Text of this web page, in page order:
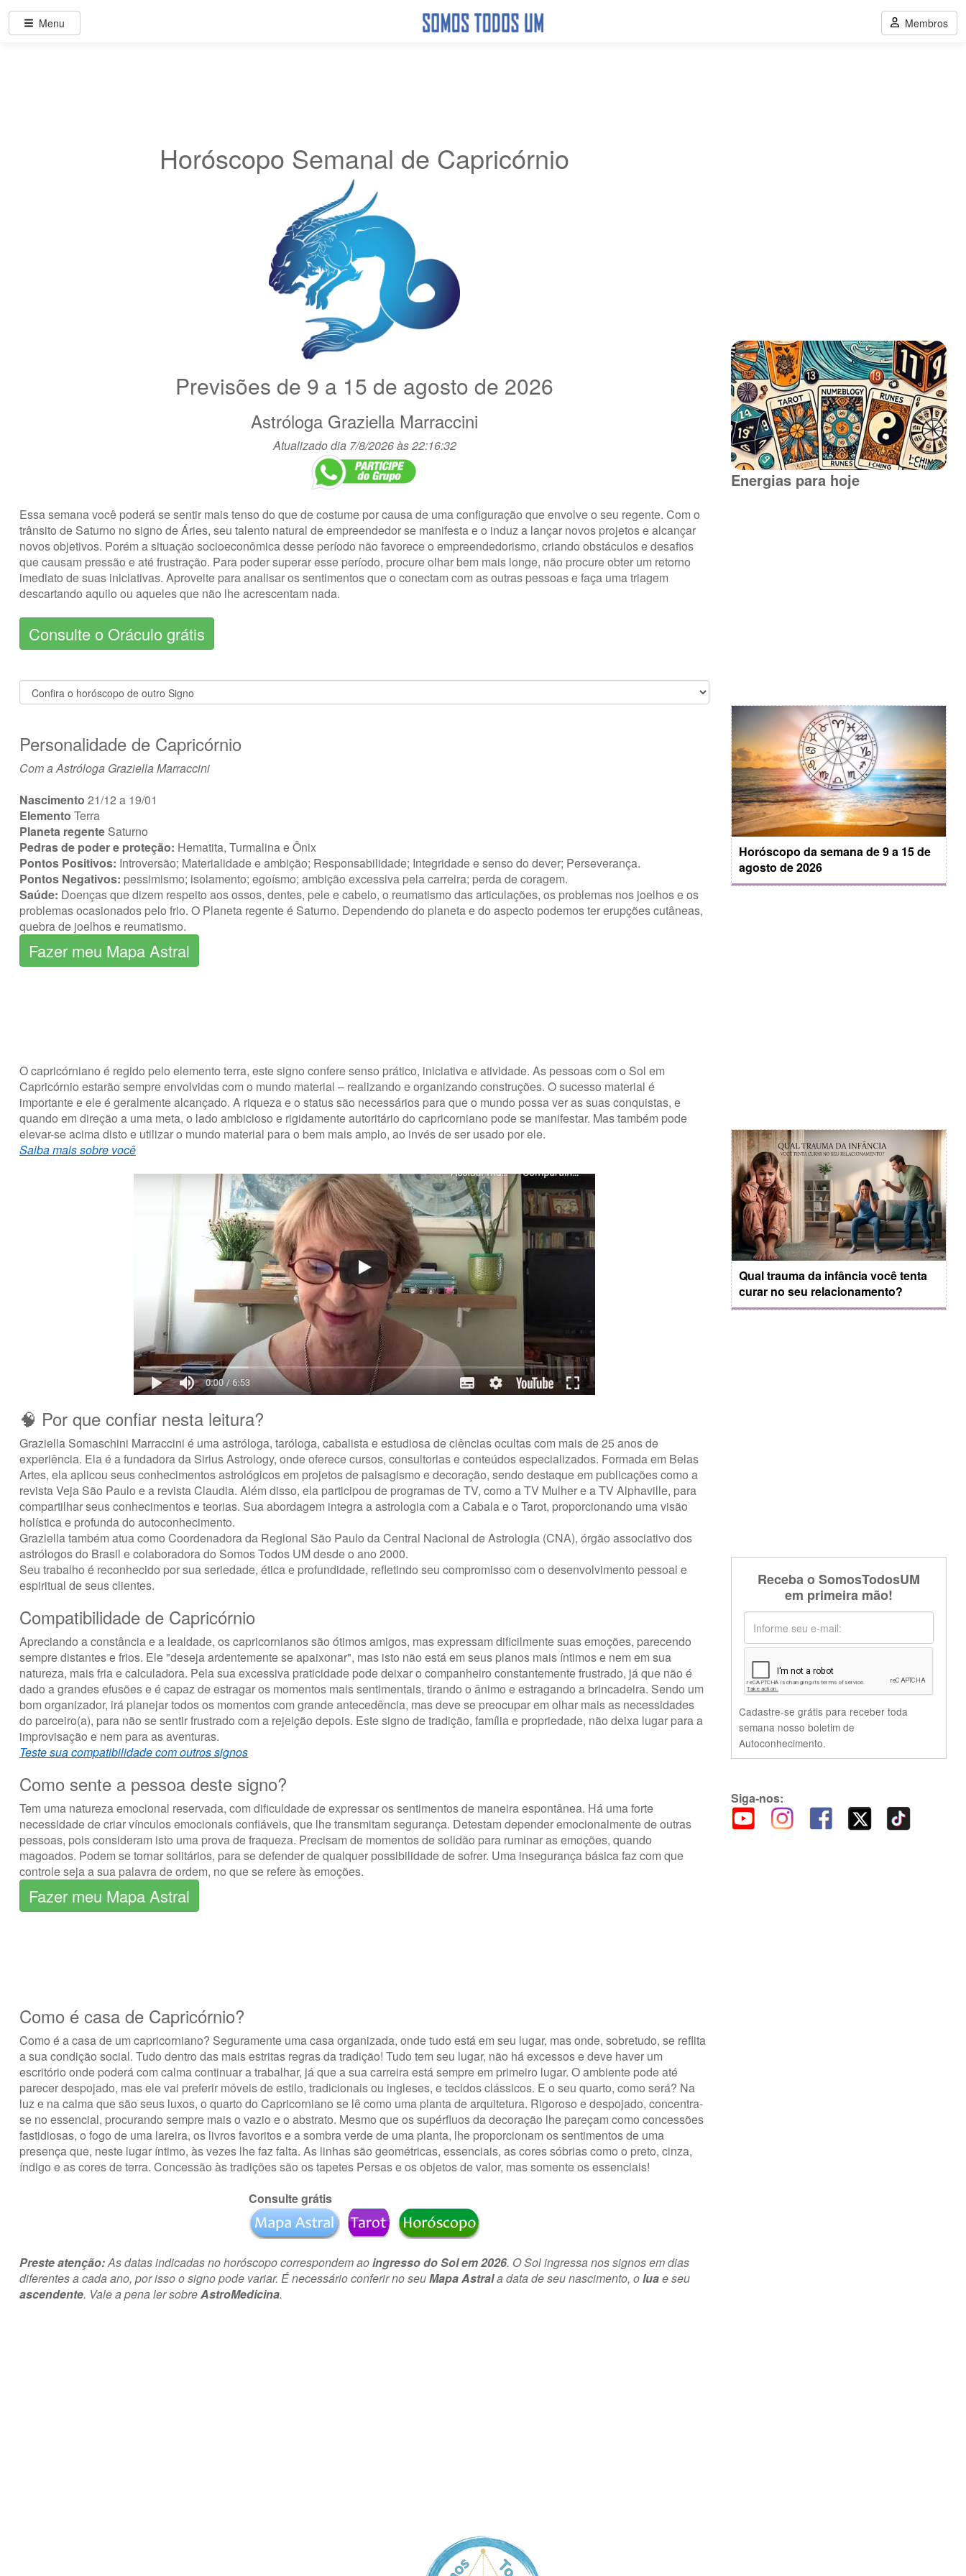
Horóscopo Semanal de Capricórnio
Previsões de 9 a 15 de agosto de 2026
Astróloga Graziella Marraccini
Atualizado dia 7/8/2026 às 22:16:32
Essa semana você poderá se sentir mais tenso do que de costume por causa de uma configuração que envolve o seu regente. Com o
trânsito de Saturno no signo de Áries, seu talento natural de empreendedor se manifesta e o induz a lançar novos projetos e alcançar
novos objetivos. Porém a situação socioeconômica desse período não favorece o empreendedorismo, criando obstáculos e desafios
que causam pressão e até frustração. Para poder superar esse período, procure olhar bem mais longe, não procure obter um retorno
imediato de suas iniciativas. Aproveite para analisar os sentimentos que o conectam com as outras pessoas e faça uma triagem
descartando aquilo ou aqueles que não lhe acrescentam nada.
Consulte o Oráculo grátis
Personalidade de Capricórnio
Com a Astróloga Graziella Marraccini
Nascimento 21/12 a 19/01
Elemento Terra
Planeta regente Saturno
Pedras de poder e proteção: Hematita, Turmalina e Ônix
Pontos Positivos: Introversão; Materialidade e ambição; Responsabilidade; Integridade e senso do dever; Perseverança.
Pontos Negativos: pessimismo; isolamento; egoísmo; ambição excessiva pela carreira; perda de coragem.
Saúde: Doenças que dizem respeito aos ossos, dentes, pele e cabelo, o reumatismo das articulações, os problemas nos joelhos e os
problemas ocasionados pelo frio. O Planeta regente é Saturno. Dependendo do planeta e do aspecto podemos ter erupções cutâneas,
quebra de joelhos e reumatismo.
Fazer meu Mapa Astral
O capricórniano é regido pelo elemento terra, este signo confere senso prático, iniciativa e atividade. As pessoas com o Sol em
Capricórnio estarão sempre envolvidas com o mundo material – realizando e organizando construções. O sucesso material é
importante e ele é geralmente alcançado. A riqueza e o status são necessários para que o mundo possa ver as suas conquistas, e
quando em direção a uma meta, o lado ambicioso e rigidamente autoritário do capricorniano pode se manifestar. Mas também pode
elevar-se acima disto e utilizar o mundo material para o bem mais amplo, ao invés de ser usado por ele.
Saiba mais sobre você
🧠 Por que confiar nesta leitura?
Graziella Somaschini Marraccini é uma astróloga, taróloga, cabalista e estudiosa de ciências ocultas com mais de 25 anos de
experiência. Ela é a fundadora da Sirius Astrology, onde oferece cursos, consultorias e conteúdos especializados. Formada em Belas
Artes, ela aplicou seus conhecimentos astrológicos em projetos de paisagismo e decoração, sendo destaque em publicações como a
revista Veja São Paulo e a revista Claudia. Além disso, ela participou de programas de TV, como a TV Mulher e a TV Alphaville, para
compartilhar seus conhecimentos e teorias. Sua abordagem integra a astrologia com a Cabala e o Tarot, proporcionando uma visão
holística e profunda do autoconhecimento.
Graziella também atua como Coordenadora da Regional São Paulo da Central Nacional de Astrologia (CNA), órgão associativo dos
astrólogos do Brasil e colaboradora do Somos Todos UM desde o ano 2000.
Seu trabalho é reconhecido por sua seriedade, ética e profundidade, refletindo seu compromisso com o desenvolvimento pessoal e
espiritual de seus clientes.
Compatibilidade de Capricórnio
Apreciando a constância e a lealdade, os capricornianos são ótimos amigos, mas expressam dificilmente suas emoções, parecendo
sempre distantes e frios. Ele "deseja ardentemente se apaixonar", mas isto não está em seus planos mais íntimos e nem em sua
natureza, mais fria e calculadora. Pela sua excessiva praticidade pode deixar o companheiro constantemente frustrado, já que não é
dado a grandes efusões e é capaz de estragar os momentos mais sentimentais, tirando o ânimo e estragando a brincadeira. Sendo um
bom organizador, irá planejar todos os momentos com grande antecedência, mas deve se preocupar em olhar mais as necessidades
do parceiro(a), para não se sentir frustrado com a rejeição depois. Este signo de tradição, família e propriedade, não deixa lugar para a
improvisação e nem para as aventuras.
Teste sua compatibilidade com outros signos
Como sente a pessoa deste signo?
Tem uma natureza emocional reservada, com dificuldade de expressar os sentimentos de maneira espontânea. Há uma forte
necessidade de criar vínculos emocionais confiáveis, que lhe transmitam segurança. Detestam depender emocionalmente de outras
pessoas, pois consideram isto uma prova de fraqueza. Precisam de momentos de solidão para ruminar as emoções, quando
magoados. Podem se tornar solitários, para se defender de qualquer possibilidade de sofrer. Uma insegurança básica faz com que
controle seja a sua palavra de ordem, no que se refere às emoções.
Fazer meu Mapa Astral
Como é casa de Capricórnio?
Como é a casa de um capricorniano? Seguramente uma casa organizada, onde tudo está em seu lugar, mas onde, sobretudo, se reflita
a sua condição social. Tudo dentro das mais estritas regras da tradição! Tudo tem seu lugar, não há excessos e deve haver um
escritório onde poderá com calma continuar a trabalhar, já que a sua carreira está sempre em primeiro lugar. O ambiente pode até
parecer despojado, mas ele vai preferir móveis de estilo, tradicionais ou ingleses, e tecidos clássicos. E o seu quarto, como será? Na
luz e na calma que são seus luxos, o quarto do Capricorniano se lê como uma planta de arquitetura. Rigoroso e despojado, concentra-
se no essencial, procurando sempre mais o vazio e o abstrato. Mesmo que os supérfluos da decoração lhe pareçam como concessões
fastidiosas, o fogo de uma lareira, os livros favoritos e a sombra verde de uma planta, lhe proporcionam os sentimentos de uma
presença que, neste lugar íntimo, às vezes lhe faz falta. As linhas são geométricas, essenciais, as cores sóbrias como o preto, cinza,
índigo e as cores de terra. Concessão às tradições são os tapetes Persas e os objetos de valor, mas somente os essenciais!
Consulte grátis
Preste atenção:As datas indicadas no horóscopo correspondem aoingresso do Sol em 2026. O Sol ingressa nos signos em dias
diferentes a cada ano, por isso o signo pode variar. É necessário conferir no seuMapa Astrala data de seu nascimento, oluae seu
ascendente. Vale a pena ler sobreAstroMedicina.
Energias para hoje
Horóscopo da semana de 9 a 15 de
agosto de 2026
Qual trauma da infância você tenta
curar no seu relacionamento?
Receba o SomosTodosUM
em primeira mão!
Cadastre-se grátis para receber toda
semana nosso boletim de
Autoconhecimento.
Siga-nos:
Menu Membros